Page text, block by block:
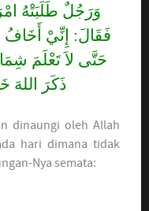
وَرَجُلٌ طَلَبَتْهُ
فَقَالَ: إِنِّيْ
حَتَّى لاَ تَعْلَمَ
ذَكَرَ اللهَ
dinaungi oleh Allah
hari dimana tidak
Nya semata: